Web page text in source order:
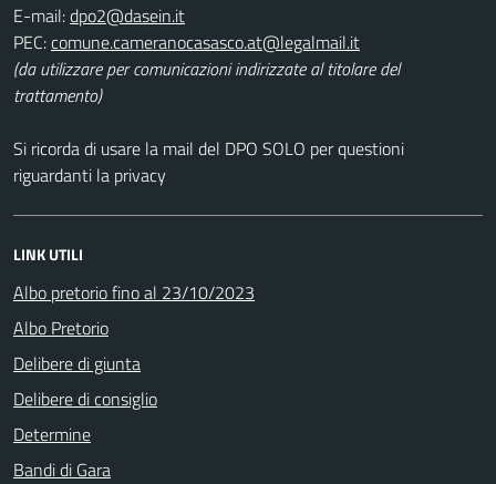
E-mail:
PEC:
(da utilizzare per comunicazioni indirizzate al titolare del
trattamento)
Si ricorda di usare la mail del DPO SOLO per questioni
riguardanti la privacy
LINK UTILI
Albo pretorio fino al 23/10/2023
Albo Pretorio
Delibere di giunta
Delibere di consiglio
Determine
Bandi di Gara